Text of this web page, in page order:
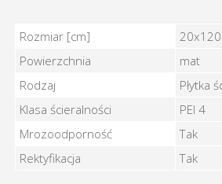
ROMERO NATURAL 20X120 - Cechy
Rozmiar [cm]
20x120
Powierzchnia
mat
Rodzaj
Płytka
Klasa ścieralności
PEI 4
Mrozoodporność
Tak
Rektyfikacja
Tak